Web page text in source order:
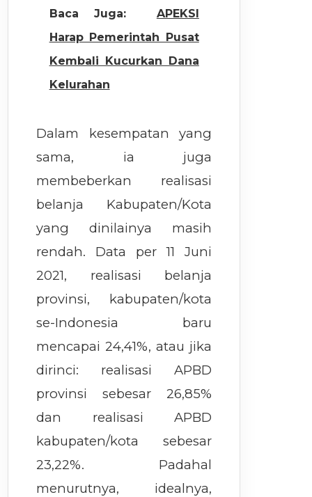
Baca Juga:
APEKSI
Harap Pemerintah Pusat
Kembali Kucurkan Dana
Kelurahan
Dalam kesempatan yang
sama, ia juga
membeberkan realisasi
belanja Kabupaten/Kota
yang dinilainya masih
rendah. Data per 11 Juni
2021, realisasi belanja
provinsi, kabupaten/kota
se-Indonesia baru
mencapai 24,41%, atau jika
dirinci: realisasi APBD
provinsi sebesar 26,85%
dan realisasi APBD
kabupaten/kota sebesar
23,22%. Padahal
menurutnya, idealnya,